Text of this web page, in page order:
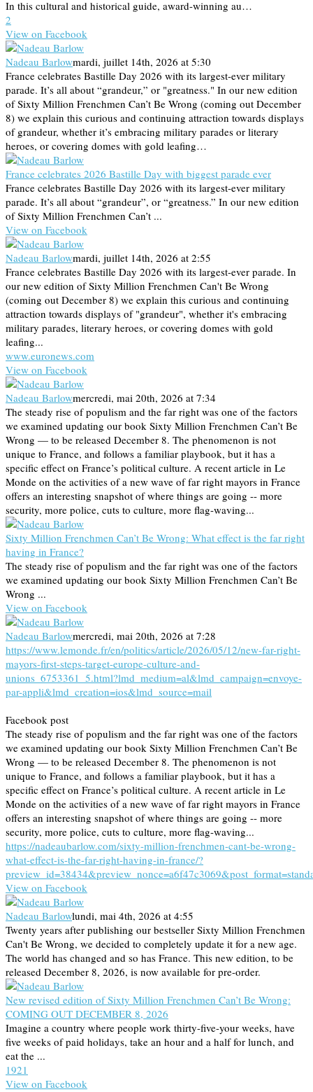
In this cultural and historical guide, award-winning au…
2
View on Facebook
Nadeau Barlowmardi, juillet 14th, 2026 at 5:30
France celebrates Bastille Day 2026 with its largest-ever military
parade. It’s all about “grandeur,” or "greatness." In our new edition
of Sixty Million Frenchmen Can’t Be Wrong (coming out December
8) we explain this curious and continuing attraction towards displays
of grandeur, whether it’s embracing military parades or literary
heroes, or covering domes with gold leafing…
France celebrates 2026 Bastille Day with biggest parade ever
France celebrates Bastille Day 2026 with its largest-ever military
parade. It’s all about “grandeur”, or “greatness.” In our new edition
of Sixty Million Frenchmen Can’t ...
View on Facebook
Nadeau Barlowmardi, juillet 14th, 2026 at 2:55
France celebrates Bastille Day 2026 with its largest-ever parade. In
our new edition of Sixty Million Frenchmen Can't Be Wrong
(coming out December 8) we explain this curious and continuing
attraction towards displays of "grandeur", whether it's embracing
military parades, literary heroes, or covering domes with gold
leafing...
www.euronews.com
View on Facebook
Nadeau Barlowmercredi, mai 20th, 2026 at 7:34
The steady rise of populism and the far right was one of the factors
we examined updating our book Sixty Million Frenchmen Can’t Be
Wrong — to be released December 8. The phenomenon is not
unique to France, and follows a familiar playbook, but it has a
specific effect on France’s political culture. A recent article in Le
Monde on the activities of a new wave of far right mayors in France
offers an interesting snapshot of where things are going -- more
security, more police, cuts to culture, more flag-waving...
Sixty Million Frenchmen Can’t Be Wrong: What effect is the far right
having in France?
The steady rise of populism and the far right was one of the factors
we examined updating our book Sixty Million Frenchmen Can’t Be
Wrong ...
View on Facebook
Nadeau Barlowmercredi, mai 20th, 2026 at 7:28
https://www.lemonde.fr/en/politics/article/2026/05/12/new-far-right-
mayors-first-steps-target-europe-culture-and-
unions_6753361_5.html?lmd_medium=al&lmd_campaign=envoye-
par-appli&lmd_creation=ios&lmd_source=mail
Facebook post
The steady rise of populism and the far right was one of the factors
we examined updating our book Sixty Million Frenchmen Can’t Be
Wrong — to be released December 8. The phenomenon is not
unique to France, and follows a familiar playbook, but it has a
specific effect on France’s political culture. A recent article in Le
Monde on the activities of a new wave of far right mayors in France
offers an interesting snapshot of where things are going -- more
security, more police, cuts to culture, more flag-waving...
https://nadeaubarlow.com/sixty-million-frenchmen-cant-be-wrong-
what-effect-is-the-far-right-having-in-france/?
View on Facebook
Nadeau Barlowlundi, mai 4th, 2026 at 4:55
Twenty years after publishing our bestseller Sixty Million Frenchmen
Can't Be Wrong, we decided to completely update it for a new age.
The world has changed and so has France. This new edition, to be
released December 8, 2026, is now available for pre-order.
New revised edition of Sixty Million Frenchmen Can’t Be Wrong:
COMING OUT DECEMBER 8, 2026
Imagine a country where people work thirty-five-your weeks, have
five weeks of paid holidays, take an hour and a half for lunch, and
eat the ...
1921
View on Facebook